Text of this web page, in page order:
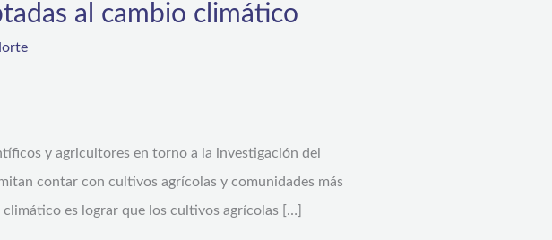
al cambio climático
y agricultores en torno a la investigación del
contar con cultivos agrícolas y comunidades más
es lograr que los cultivos agrícolas […]